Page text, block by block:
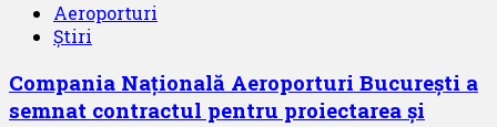
Aeroporturi
Știri
Compania Națională Aeroporturi București a
semnat contractul pentru proiectarea și